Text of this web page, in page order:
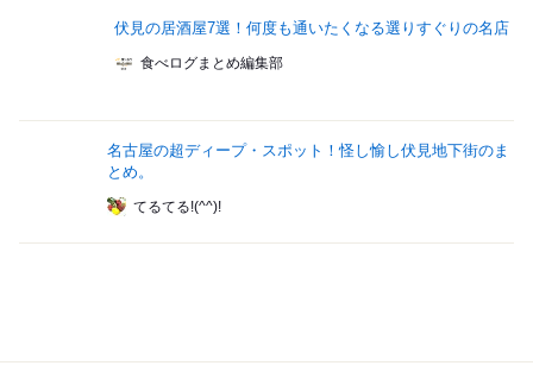
伏見の居酒屋7選！何度も通いたくなる選りすぐりの名店
食べログまとめ編集部
名古屋の超ディープ・スポット！怪し愉し伏見地下街のま
とめ。
てるてる!(^^)!